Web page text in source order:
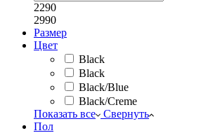
2290
2990
Размер
Цвет
Black
Black
Black/Blue
Black/Creme
Показать все
Свернуть
Пол